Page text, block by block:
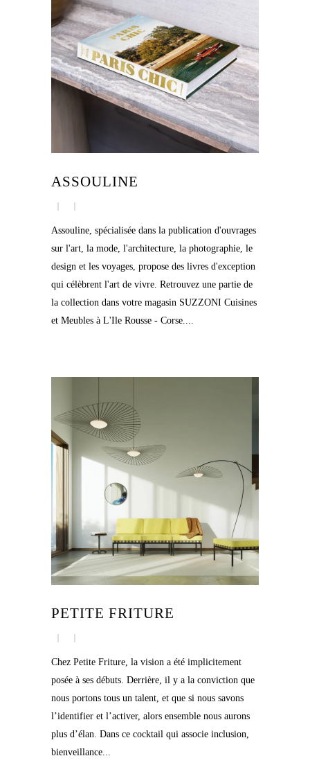
ASSOULINE
Assouline, spécialisée dans la publication d'ouvrages
sur l'art, la mode, l'architecture, la photographie, le
design et les voyages, propose des livres d'exception
qui célèbrent l'art de vivre. Retrouvez une partie de
la collection dans votre magasin SUZZONI Cuisines
et Meubles à L'Ile Rousse - Corse....
PETITE FRITURE
Chez Petite Friture, la vision a été implicitement
posée à ses débuts. Derrière, il y a la conviction que
nous portons tous un talent, et que si nous savons
l’identifier et l’activer, alors ensemble nous aurons
plus d’élan. Dans ce cocktail qui associe inclusion,
bienveillance...